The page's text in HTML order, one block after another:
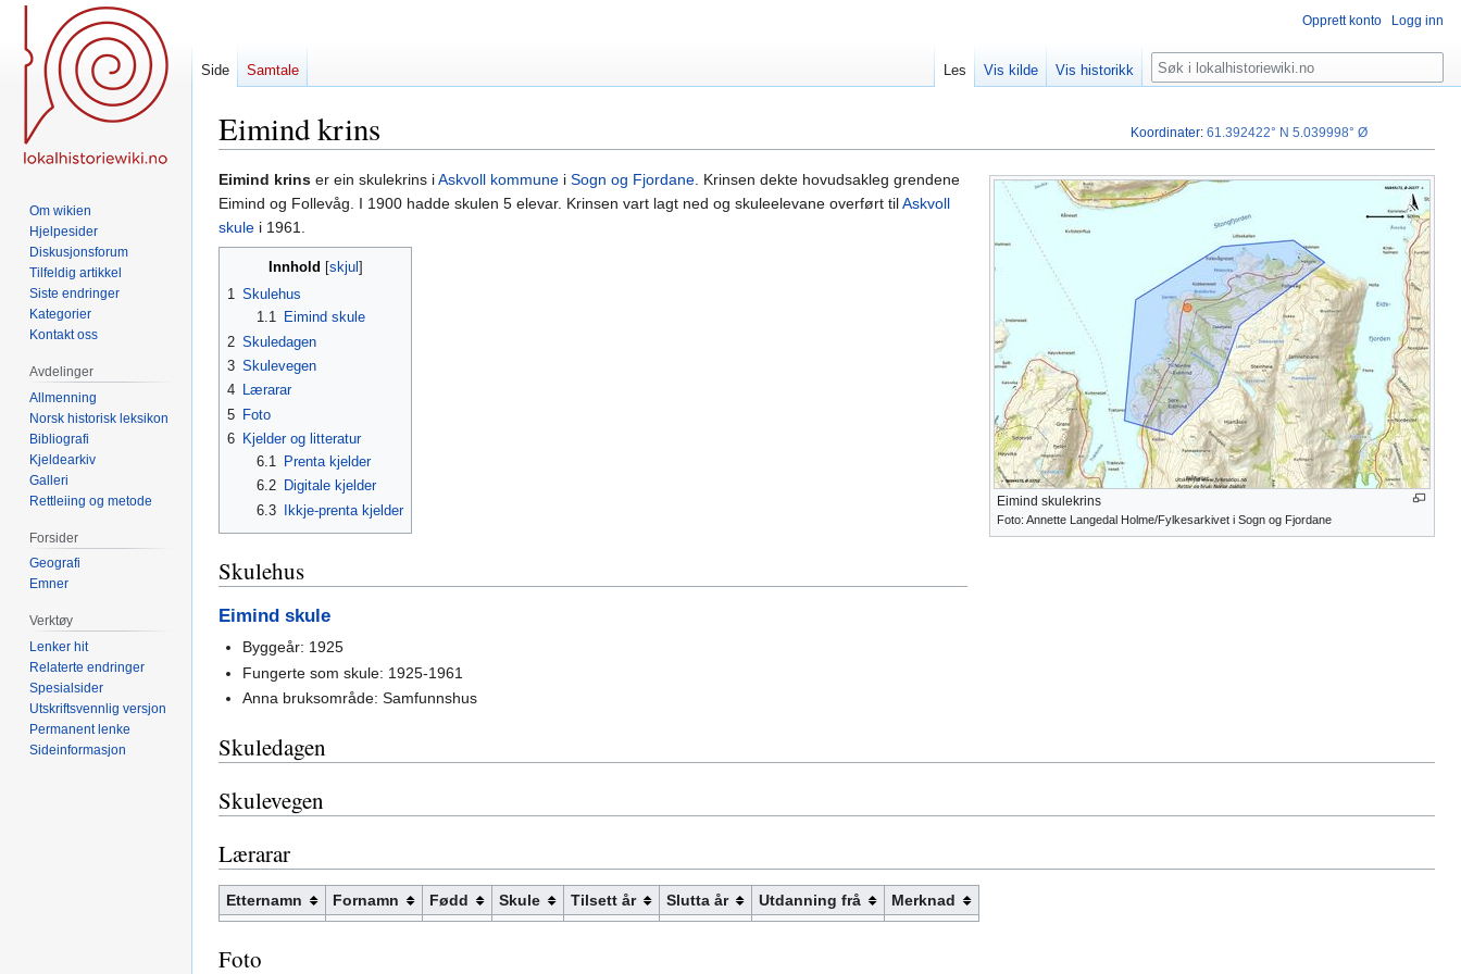
Eimind krins
Hopp
til
navigering
Hopp
til
søk
Eimind skulekrins
Foto: Annette Langedal Holme/Fylkesarkivet i Sogn og Fjordane
Eimind krins er ein skulekrins iAskvoll kommune i Sogn og Fjordane. Krinsen dekte hovudsakleg grendene
Eimind og Follevåg. I 1900 hadde skulen 5 elevar. Krinsen vart lagt ned og skuleelevane overført tilAskvoll
skule i 1961.
Innhold
1 Skulehus
1.1
Eimind skule
2 Skuledagen
3 Skulevegen
4 Lærarar
5 Foto
6 Kjelder og litteratur
6.1
Prenta kjelder
6.2
Digitale kjelder
6.3 Ikkje-prenta kjelder
Skulehus
Eimind skule
Byggeår: 1925
Fungerte som skule: 1925-1961
Anna bruksområde: Samfunnshus
Skuledagen
Skulevegen
Lærarar
Etternamn Fornamn Fødd Skule Tilsett år Slutta år Utdanning frå Merknad
Foto
Koordinater:61.392422° N 5.039998° Ø
Opprett konto Logg inn
Side Samtale Les Vis kilde Vis historikk Søk
Om wikien
Hjelpesider
Diskusjonsforum
Tilfeldig artikkel
Siste endringer
Kategorier
Kontakt oss
Avdelinger
Allmenning
Norsk historisk leksikon
Bibliografi
Kjeldearkiv
Galleri
Rettleiing og metode
Forsider
Geografi
Emner
Verktøy
Lenker hit
Relaterte endringer
Spesialsider
Utskriftsvennlig versjon
Permanent lenke
Sideinformasjon